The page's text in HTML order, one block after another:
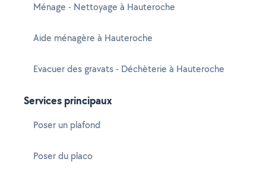
Ménage - Nettoyage à Hauteroche
Aide ménagère à Hauteroche
Evacuer des gravats - Déchèterie à Hauteroche
Services principaux
Poser un plafond
Poser du placo